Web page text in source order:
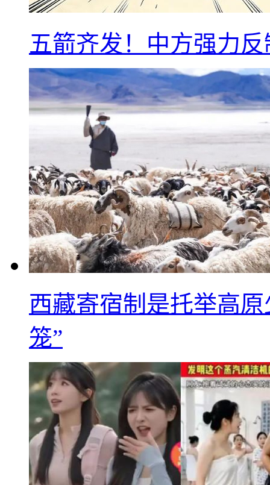
五箭齐发！中方强力
西藏寄宿制是托举高
笼”